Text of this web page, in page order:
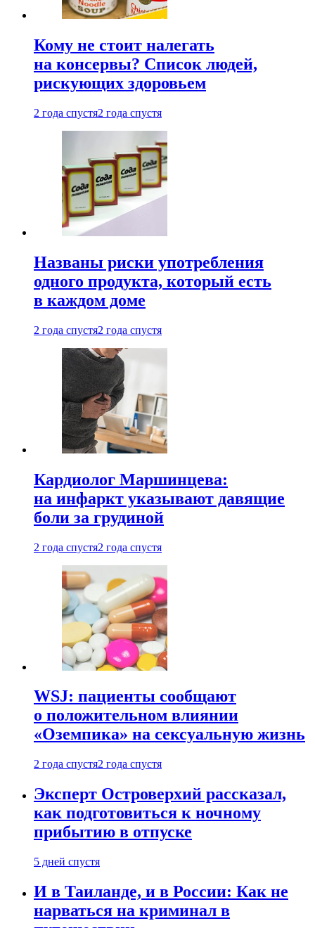
Кому не стоит налегать
на консервы? Список людей,
рискующих здоровьем
2 года спустя2 года спустя
Названы риски употребления
одного продукта, который есть
в каждом доме
2 года спустя2 года спустя
Кардиолог Маршинцева:
на инфаркт указывают давящие
боли за грудиной
2 года спустя2 года спустя
WSJ: пациенты сообщают
о положительном влиянии
«Оземпика» на сексуальную жизнь
2 года спустя2 года спустя
Эксперт Островерхий рассказал,
как подготовиться к ночному
прибытию в отпуске
5 дней спустя
И в Таиланде, и в России: Как не
нарваться на криминал в